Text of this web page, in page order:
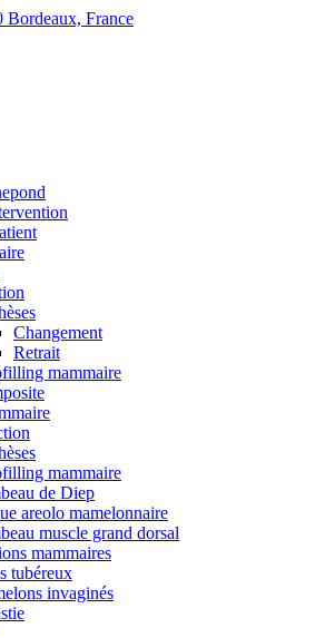
Bordeaux, France
Changement
Retrait
mammaire
mammaire
de Diep
areolo mamelonnaire
muscle grand dorsal
mammaires
tubéreux
invaginés